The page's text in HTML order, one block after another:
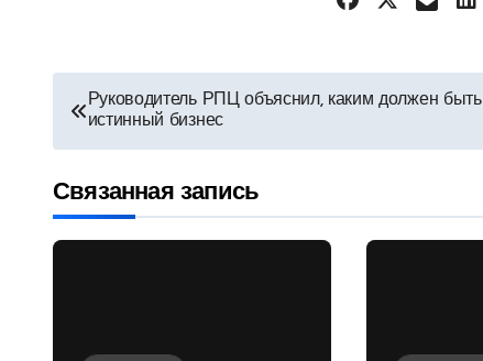
Навигация
по
записям
Руководитель РПЦ объяснил, каким должен быть
истинный бизнес
Связанная запись